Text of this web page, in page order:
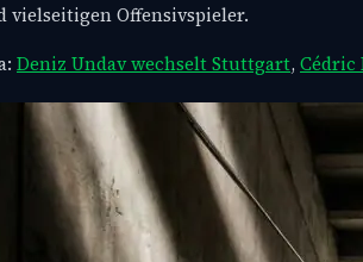
vielseitigen Offensivspieler.
Deniz Undav wechselt Stuttgart, Cédric